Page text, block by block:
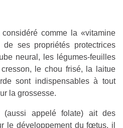
considéré comme la «vitamine
ses propriétés protectrices
neural, les légumes-feuilles
le chou frisé, la laitue
sont indispensables à tout
la grossesse.
(aussi appelé folate) ait des
le développement du fœtus, il